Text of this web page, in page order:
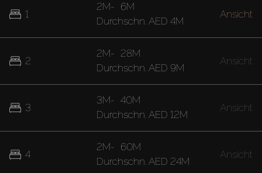
1
2
3
4
2M- 6M
Durchschn. AED 4M
Ansicht
2M- 28M
Durchschn. AED 9M
Ansicht
3M- 40M
Durchschn. AED 12M
Ansicht
2M- 60M
Durchschn. AED 24M
Ansicht